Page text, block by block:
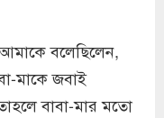
বলেছিলেন,
মাকে জবাই
বাবা-মার মতো